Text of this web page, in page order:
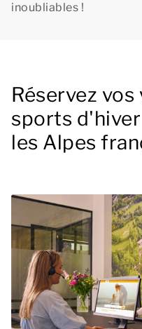
inoubliables !
Réservez vos
sports
les Alpes